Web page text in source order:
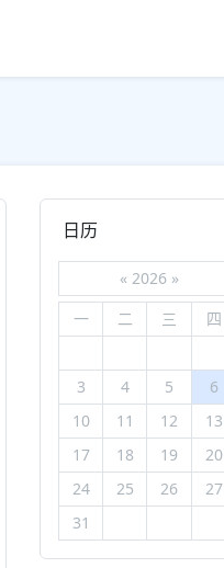
日历
« 2026 »
一
二 三 四
3
4 5 6
10
11 12 13
17
18 19 20
24
25 26 27
31